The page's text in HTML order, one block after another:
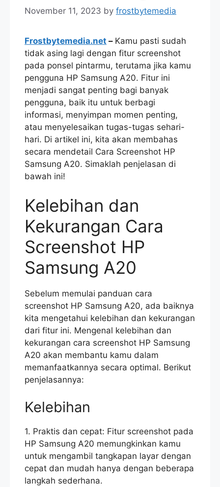
November 11, 2023 by frostbytemedia
Frostbytemedia.net – Kamu pasti sudah
tidak asing lagi dengan fitur screenshot
pada ponsel pintarmu, terutama jika kamu
pengguna HP Samsung A20. Fitur ini
menjadi sangat penting bagi banyak
pengguna, baik itu untuk berbagi
informasi, menyimpan momen penting,
atau menyelesaikan tugas-tugas sehari-
hari. Di artikel ini, kita akan membahas
secara mendetail Cara Screenshot HP
Samsung A20. Simaklah penjelasan di
bawah ini!
Kelebihan dan
Kekurangan Cara
Screenshot HP
Samsung A20
Sebelum memulai panduan cara
screenshot HP Samsung A20, ada baiknya
kita mengetahui kelebihan dan kekurangan
dari fitur ini. Mengenal kelebihan dan
kekurangan cara screenshot HP Samsung
A20 akan membantu kamu dalam
memanfaatkannya secara optimal. Berikut
penjelasannya:
Kelebihan
1. Praktis dan cepat: Fitur screenshot pada
HP Samsung A20 memungkinkan kamu
untuk mengambil tangkapan layar dengan
cepat dan mudah hanya dengan beberapa
langkah sederhana.